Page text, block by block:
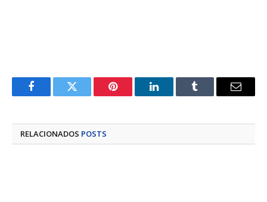
FacebookTwitter Pinterest LinkedInTumblr
E-
RELACIONADOS POSTS